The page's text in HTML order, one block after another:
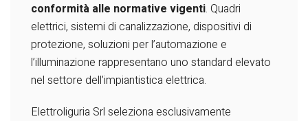
conformità alle normative vigenti. Quadri
elettrici, sistemi di canalizzazione, dispositivi di
protezione, soluzioni per l’automazione e
l’illuminazione rappresentano uno standard elevato
nel settore dell’impiantistica elettrica.
Elettroliguria Srl seleziona esclusivamente